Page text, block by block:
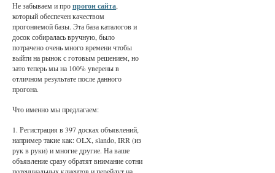
Не забываем и пропрогон сайта,
который обеспечен качеством
прогоняемой базы. Эта база каталогов и
досок собиралась вручную, было
потрачено очень много времени чтобы
выйти на рынок с готовым решением, но
зато теперь мы на 100% уверены в
отличном результате после данного
прогона.
Что именно мы предлагаем:
1. Регистрация в 397 досках объявлений,
например такие как: OLX, slando, IRR (из
рук в руки) и многие другие. На ваше
объявление сразу обратят внимание сотни